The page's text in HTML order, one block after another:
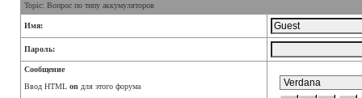
Topic: Вопрос по типу аккумуляторов
Имя:
Пароль:
Сообщение
Ввод HTML on для этого форума